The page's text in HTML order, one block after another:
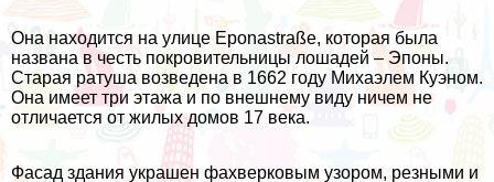
Она находится на улице Eponastraße, которая была
названа в честь покровительницы лошадей – Эпоны.
Старая ратуша возведена в 1662 году Михаэлем Куэном.
Она имеет три этажа и по внешнему виду ничем не
отличается от жилых домов 17 века.
Фасад здания украшен фахверковым узором, резными и